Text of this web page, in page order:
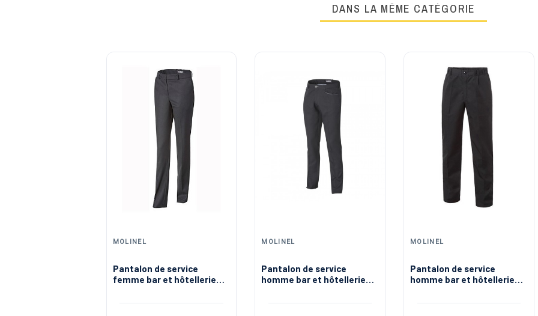
DANS LA MÊME CATÉGORIE
MOLINEL
Pantalon de service
femme bar et hôtellerie
MOLINEL
Pantalon de service
homme bar et hôtellerie
MOLINEL
Pantalon de service
homme bar et hôtellerie